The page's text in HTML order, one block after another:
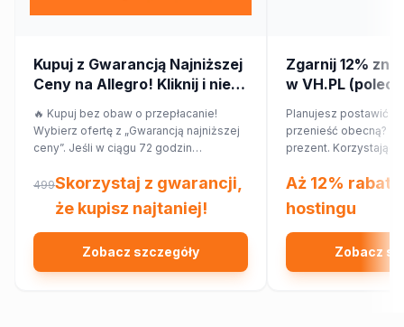
Kupuj z Gwarancją Najniższej
Ceny na Allegro! Kliknij i nie
🔥 Kupuj bez obaw o przepłacanie!
Wybierz ofertę z „Gwarancją najniższej
ceny”. Jeśli w ciągu 72 godzin
innym sklepie, Allegro zwróci Ci 150%
różnicy w cenie w formie kuponu.
Sprawdź!
499Skorzystaj z gwarancji,
że kupisz najtaniej!
Zobacz szczegóły
Zgarnij 12%
w VH.PL
Planujesz postawić
przenieść obecną?
prezent. Korzystając
12%!
Aż 12%
hostingu
Zobacz